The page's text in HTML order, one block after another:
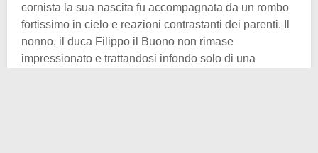
cornista la sua nascita fu accompagnata da un rombo
fortissimo in cielo e reazioni contrastanti dei parenti. Il
nonno, il duca Filippo il Buono non rimase
impressionato e trattandosi infondo solo di una